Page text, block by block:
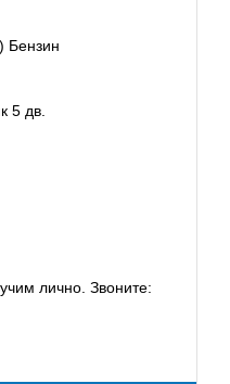
Бензин
5 дв.
лично. Звоните: